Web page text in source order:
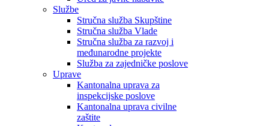
Službe
Stručna služba Skupštine
Stručna služba Vlade
Stručna služba za razvoj i
međunarodne projekte
Služba za zajedničke poslove
Uprave
Kantonalna uprava za
inspekcijske poslove
Kantonalna uprava civilne
zaštite